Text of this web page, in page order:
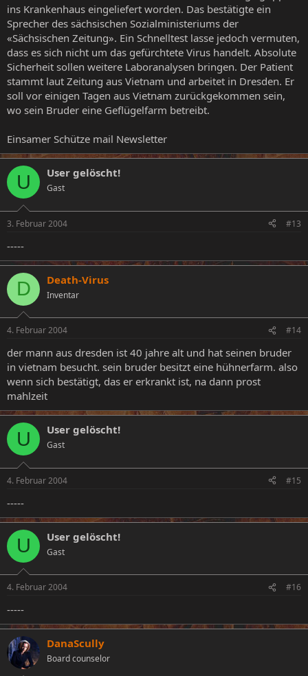
ins Krankenhaus eingeliefert worden. Das bestätigte ein
Sprecher des sächsischen Sozialministeriums der
«Sächsischen Zeitung». Ein Schnelltest lasse jedoch vermuten,
dass es sich nicht um das gefürchtete Virus handelt. Absolute
Sicherheit sollen weitere Laboranalysen bringen. Der Patient
stammt laut Zeitung aus Vietnam und arbeitet in Dresden. Er
soll vor einigen Tagen aus Vietnam zurückgekommen sein,
wo sein Bruder eine Geflügelfarm betreibt.
Einsamer Schütze mail Newsletter
U User gelöscht!
Gast
3. Februar 2004 #13
-----
D Death-Virus
Inventar
4. Februar 2004 #14
der mann aus dresden ist 40 jahre alt und hat seinen bruder
in vietnam besucht. sein bruder besitzt eine hühnerfarm. also
wenn sich bestätigt, das er erkrankt ist, na dann prost
mahlzeit
U User gelöscht!
Gast
4. Februar 2004 #15
-----
U User gelöscht!
Gast
4. Februar 2004 #16
-----
DanaScully
Board counselor